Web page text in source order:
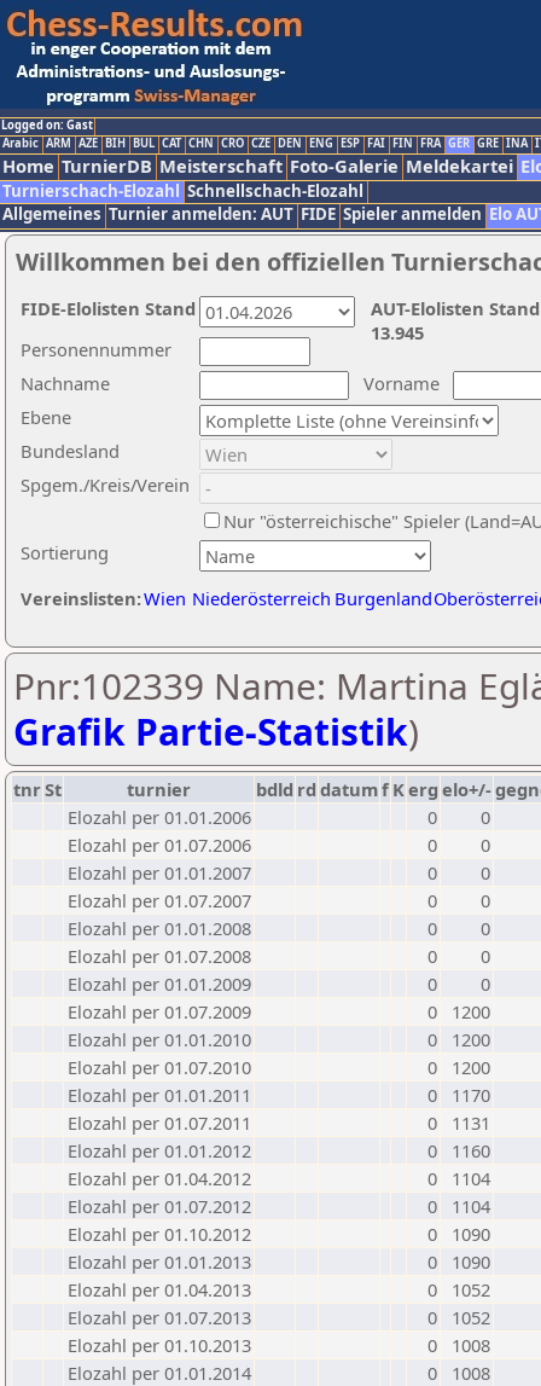
Logged on: Gast
Arabic ARM AZE BIH BUL CAT CHN CRO CZE DEN ENG ESP FAI FIN FRA GER GRE INA
Home TurnierDB Meisterschaft Foto-Galerie Meldekartei
Turnierschach-Elozahl Schnellschach-Elozahl
Allgemeines Turnier anmelden: AUT FIDE Spieler anmelden Elo
Willkommen bei den offiziellen
Nachname
Vorname
Ebene
Sortierung
Personennummer
Bundesland
Spgem./Kreis/Verein
Nur "österreichische" Spieler
Vereinslisten:Wien Niederösterreich Burgenland
AUT-Elolisten
13.945
FIDE-Elolisten Stand
Pnr:102339 Name: Martina
Grafik Partie-Statistik)
tnrSt turnier bdld rd datumf Kerg elo+/-
Elozahl per 01.01.2006
0
0
Elozahl per 01.07.2006
0
0
Elozahl per 01.01.2007
0
0
Elozahl per 01.07.2007
0
0
Elozahl per 01.01.2008
0
0
Elozahl per 01.07.2008
0
0
Elozahl per 01.01.2009
0
0
Elozahl per 01.07.2009
0
1200
Elozahl per 01.01.2010
0
1200
Elozahl per 01.07.2010
0
1200
Elozahl per 01.01.2011
0
1170
Elozahl per 01.07.2011
0
1131
Elozahl per 01.01.2012
0
1160
Elozahl per 01.04.2012
0
1104
Elozahl per 01.07.2012
0
1104
Elozahl per 01.10.2012
0
1090
Elozahl per 01.01.2013
0
1090
Elozahl per 01.04.2013
0
1052
Elozahl per 01.07.2013
0
1052
Elozahl per 01.10.2013
0
1008
Elozahl per 01.01.2014
0
1008